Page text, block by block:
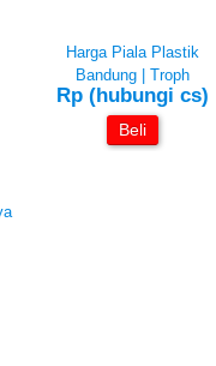
Harga Piala Plastik
Bandung | Troph
Rp (hubungi cs)
Beli